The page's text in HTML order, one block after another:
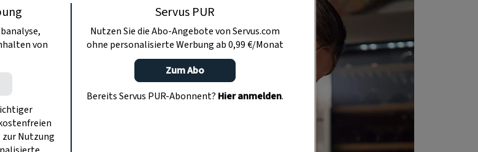
von
Nutzung
Servus PUR
Nutzen Sie die Abo-Angebote von Servus.com
ohne personalisierte Werbung ab 0,99 €/Monat
Zum Abo
Bereits Servus PUR-Abonnent? Hier anmelden.